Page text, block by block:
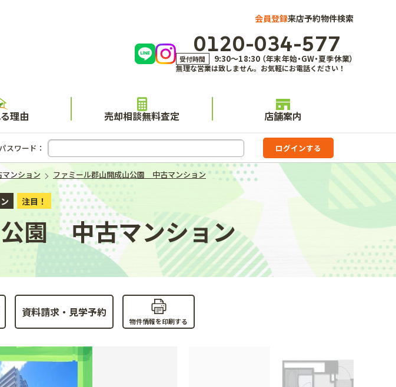
会員登録来店予約物件検索
0120-034-577
受付時間 9:30～18:30 （年末年始・GW・夏季休業）
無理な営業は致しません。お気軽にお電話ください！
理由 売却相談無料査定 店舗案内
パスワード：
ンション ファミール郡山開成山公園 中古マンション
注目！
園 中古マンション
物件情報を印刷する